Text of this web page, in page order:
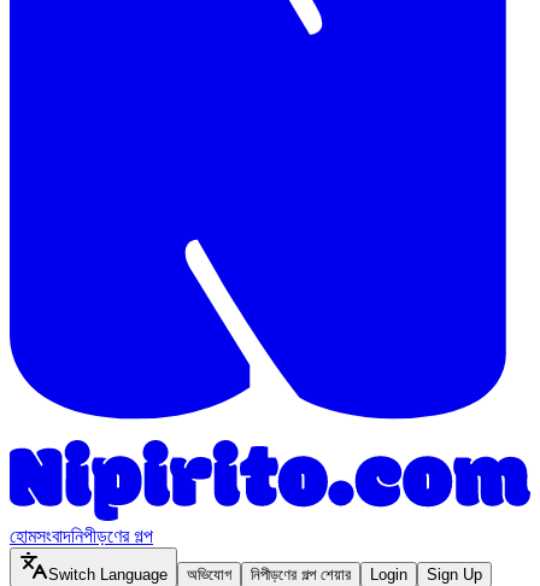
হোমসংবাদনিপীড়ণের গল্প
Switch Language অভিযোগ নিপীড়ণের গল্প শেয়ার Login Sign Up